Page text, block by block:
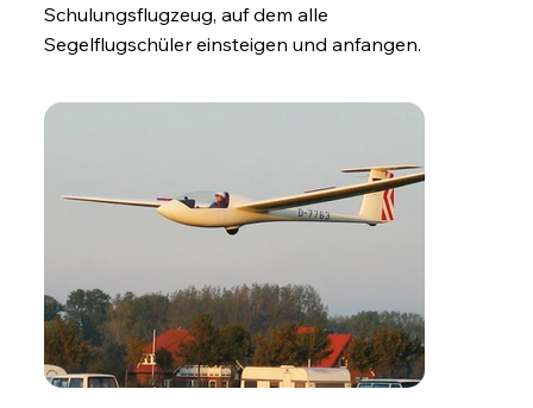
Schulungsflugzeug, auf dem alle
Segelflugschüler einsteigen und anfangen.